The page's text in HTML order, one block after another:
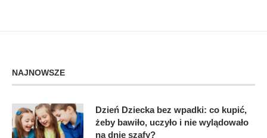
NAJNOWSZE
Dzień Dziecka bez wpadki: co kupić,
żeby bawiło, uczyło i nie wylądowało
na dnie szafy?